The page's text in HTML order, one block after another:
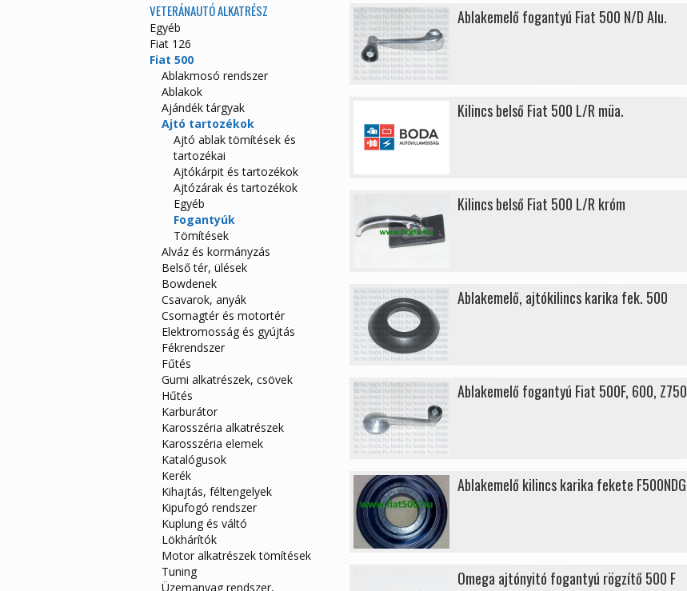
Ablakemelő fogantyú Fiat 500 N/D Alu.
Kilincs belső Fiat 500 L/R müa.
Kilincs belső Fiat 500 L/R króm
Ablakemelő, ajtókilincs karika fek. 500
Ablakemelő fogantyú Fiat 500F, 600, Z750
Ablakemelő kilincs karika fekete F500NDG
Omega ajtónyitó fogantyú rögzítő 500 F
VETERÁNAUTÓ ALKATRÉSZ
Egyéb
Fiat 126
Fiat 500
Ablakmosó rendszer
Ablakok
Ajándék tárgyak
Ajtó tartozékok
Ajtó ablak tömítések és
tartozékai
Ajtókárpit és tartozékok
Ajtózárak és tartozékok
Egyéb
Fogantyúk
Tömítések
Alváz és kormányzás
Belső tér, ülések
Bowdenek
Csavarok, anyák
Csomagtér és motortér
Elektromosság és gyújtás
Fékrendszer
Fűtés
Gumi alkatrészek, csövek
Hűtés
Karburátor
Karosszéria alkatrészek
Karosszéria elemek
Katalógusok
Kerék
Kihajtás, féltengelyek
Kipufogó rendszer
Kuplung és váltó
Lökhárítók
Motor alkatrészek tömítések
Tuning
Üzemanyag rendszer,